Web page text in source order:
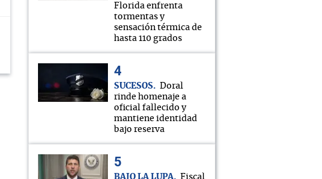
Florida enfrenta
tormentas y
sensación térmica de
hasta 110 grados
SUCESOS
Doral
rinde homenaje a
oficial fallecido y
mantiene identidad
bajo reserva
BAJO LA LUPA
Fiscal